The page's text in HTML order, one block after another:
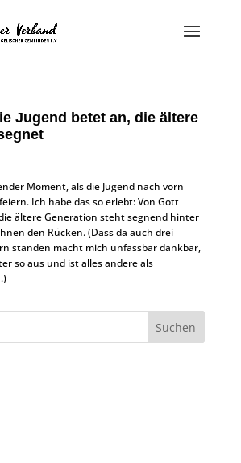
Jugend betet an, die ältere
Moment, als die Jugend nach vorn
Ich habe das so erlebt: Von Gott
ältere Generation steht segnend hinter
den Rücken. (Dass da auch drei
standen macht mich unfassbar dankbar,
so aus und ist alles andere als